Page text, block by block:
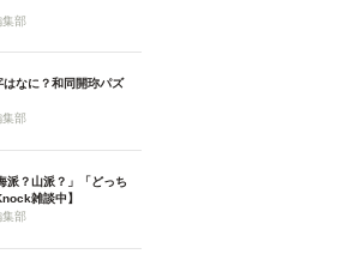
部
はなに？和同開珎パズ
部
派？山派？」「どっち
雑談中】
部